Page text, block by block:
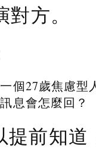
方。
個27歲焦慮型
息會怎麼回？
提前知道